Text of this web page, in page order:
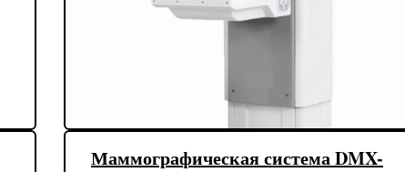
Маммографическая система DMX-